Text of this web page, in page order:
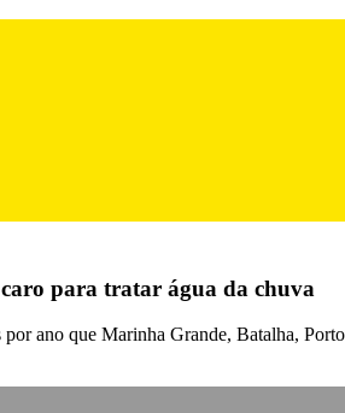
para tratar água da chuva
por ano que Marinha Grande, Batalha,